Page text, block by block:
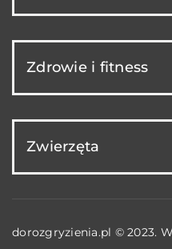
Zdrowie i fitness
Zwierzęta
dorozgryzienia.pl © 2023.